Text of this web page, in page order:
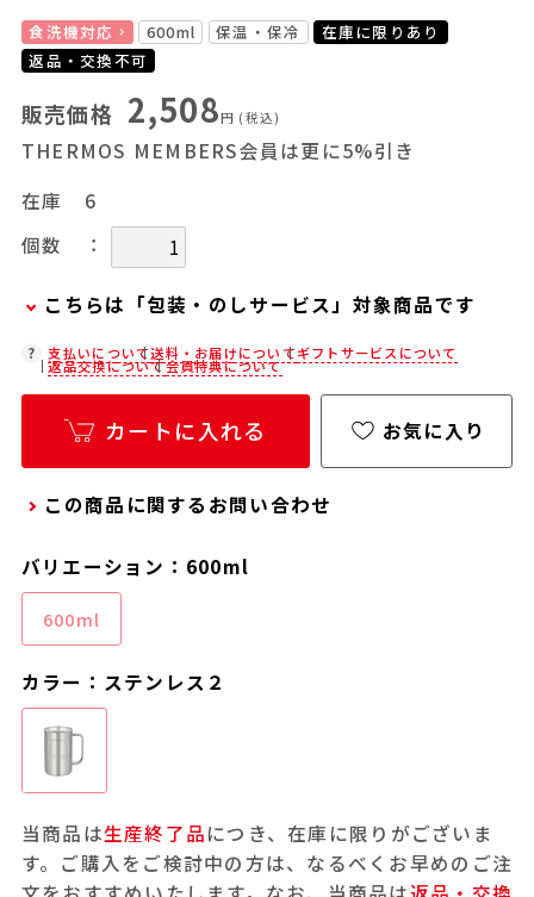
食洗機対応 600ml 保温・保冷
在庫に限りあり
返品・交換不可
販売価格 2,508円 (税込)
THERMOS MEMBERS会員は更に5%引き
在庫
6
個数
：
こちらは「包装・のしサービス」対象商品です
弊社での包装・のしを希望される場合は、商品を
カートに入れた後に「会員限定のし・ラッピング
(330円/個)設定へ」ボタンからお手続きくださ
い。
バッグは含まれておりません。手提げ袋やギフト
願いいたします。
通常商品用ギフト用品(バッグ・紙袋)
支払いについて送料・お届けについてギフトサービスについて
返品交換について会員特典について
カートに入れる お気に入り
この商品に関するお問い合わせ
バリエーション：600ml
600ml
カラー：ステンレス２
当商品は生産終了品につき、在庫に限りがございま
す。ご購入をご検討中の方は、なるべくお早めのご注